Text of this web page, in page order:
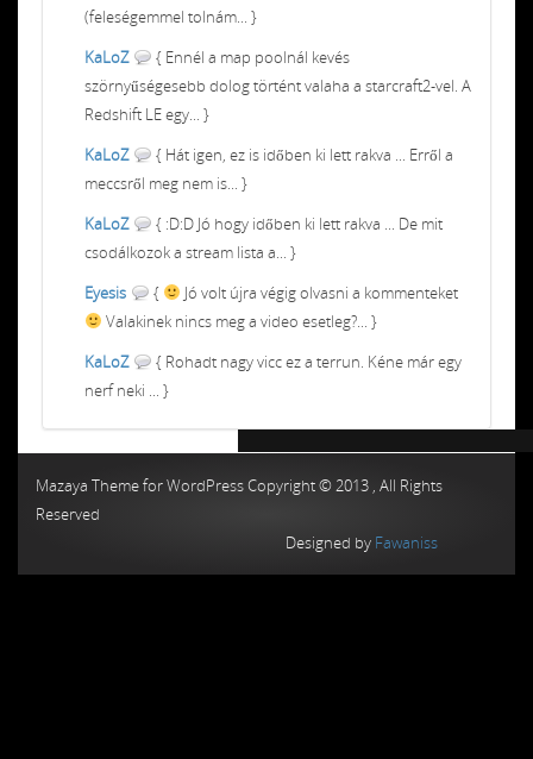
(feleségemmel tolnám... }
KaLoZ
{ Ennél a map poolnál kevés
szörnyűségesebb dolog történt valaha a starcraft2-vel. A
Redshift LE egy... }
KaLoZ
{ Hát igen, ez is időben ki lett rakva ... Erről a
meccsről meg nem is... }
KaLoZ
{ :D:D Jó hogy időben ki lett rakva ... De mit
csodálkozok a stream lista a... }
Eyesis
{
Jó volt újra végig olvasni a kommenteket
Valakinek nincs meg a video esetleg?... }
KaLoZ
{ Rohadt nagy vicc ez a terrun. Kéne már egy
nerf neki ... }
Mazaya Theme for WordPress Copyright © 2013 , All Rights
Reserved
Designed by Fawaniss